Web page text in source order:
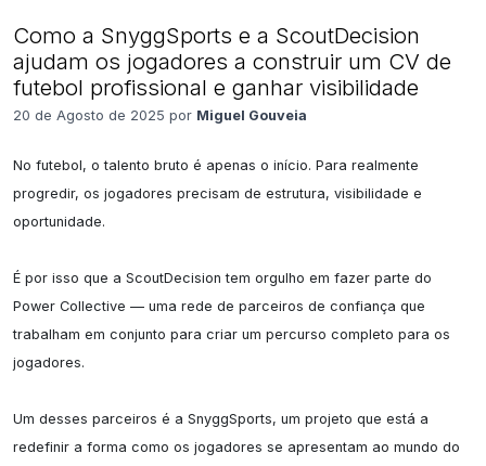
Como a SnyggSports e a ScoutDecision
ajudam os jogadores a construir um CV de
futebol profissional e ganhar visibilidade
20 de Agosto de 2025 por Miguel Gouveia
No futebol, o talento bruto é apenas o início. Para realmente
progredir, os jogadores precisam de estrutura, visibilidade e
oportunidade.
É por isso que a ScoutDecision tem orgulho em fazer parte do
Power Collective — uma rede de parceiros de confiança que
trabalham em conjunto para criar um percurso completo para os
jogadores.
Um desses parceiros é a SnyggSports, um projeto que está a
redefinir a forma como os jogadores se apresentam ao mundo do